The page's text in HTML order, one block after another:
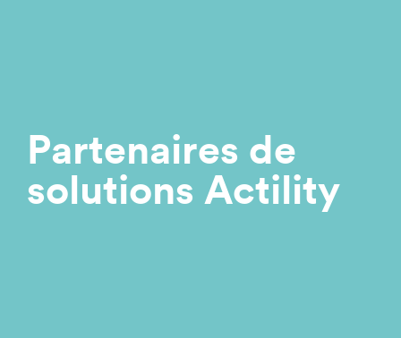
Partenaires de
solutions Actility